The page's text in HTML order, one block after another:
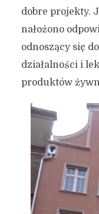
dobre projekty.
nałożono
odnoszący się
działalności i
produktów